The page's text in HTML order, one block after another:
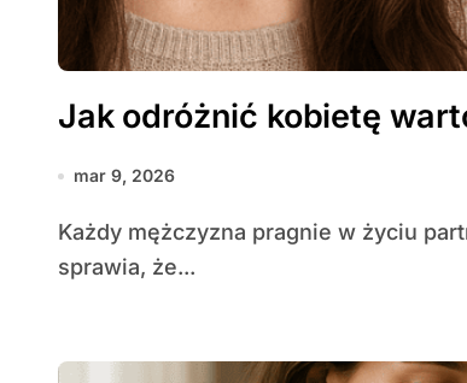
Jak odróżnić kobietę
mar 9, 2026
Każdy mężczyzna pragnie w życiu partnerki, która wnosi do związku pozytywne wartości i
sprawia, że...